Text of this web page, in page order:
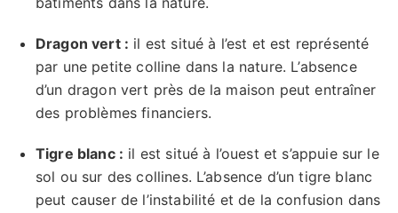
Dragon vert : il est situé à l’est et est représenté
par une petite colline dans la nature. L’absence
d’un dragon vert près de la maison peut entraîner
des problèmes financiers.
Tigre blanc : il est situé à l’ouest et s’appuie sur le
sol ou sur des collines. L’absence d’un tigre blanc
peut causer de l’instabilité et de la confusion dans